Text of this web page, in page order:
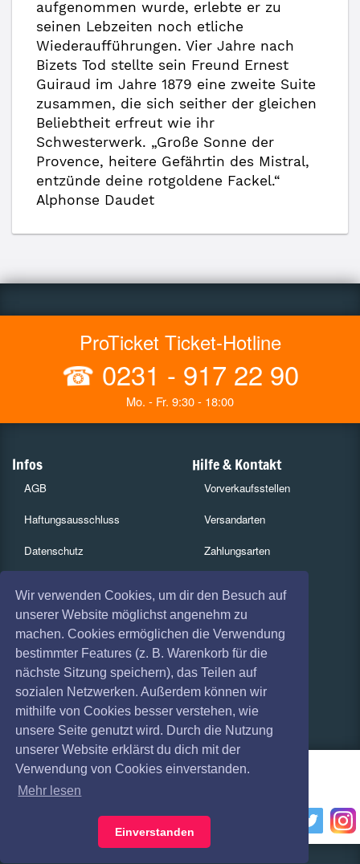
Wir verwenden Cookies, um dir den Besuch auf
unserer Website möglichst angenehm zu
machen. Cookies ermöglichen die Verwendung
bestimmter Features (z. B. Warenkorb für die
nächste Sitzung speichern), das Teilen auf
sozialen Netzwerken. Außerdem können wir
mithilfe von Cookies besser verstehen, wie
unsere Seite genutzt wird. Durch die Nutzung
unserer Website erklärst du dich mit der
Verwendung von Cookies einverstanden.
Mehr lesen
Einverstanden
aufgenommen wurde, erlebte er zu
seinen Lebzeiten noch etliche
Wiederaufführungen. Vier Jahre nach
Bizets Tod stellte sein Freund Ernest
Guiraud im Jahre 1879 eine zweite Suite
zusammen, die sich seither der gleichen
Beliebtheit erfreut wie ihr
Schwesterwerk. „Große Sonne der
Provence, heitere Gefährtin des Mistral,
entzünde deine rotgoldene Fackel.“
Alphonse Daudet
ProTicket Ticket-Hotline
☎ 0231 - 917 22 90
Mo. - Fr. 9:30 - 18:00
Infos
AGB
Haftungsausschluss
Datenschutz
Impressum
Absagen
Coronavirus (COVID 19)
Hilfe & Kontakt
Vorverkaufsstellen
Versandarten
Zahlungsarten
Services
Gutscheine
Geschäftskunden
Kartenrückgabe
Besucherregistrierung